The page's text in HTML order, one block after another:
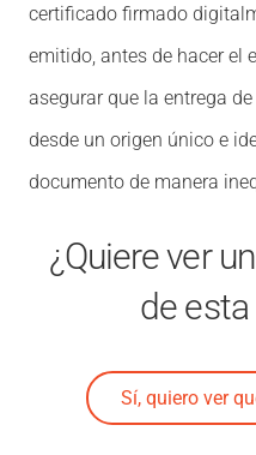
certificado firmado
emitido, antes de hacer el
asegurar que la entrega
desde un origen único e
documento de manera
¿Quiere ver
de
Sí, quiero ver